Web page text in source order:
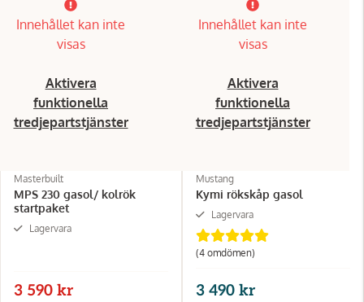
Innehållet kan inte
visas
Aktivera
funktionella
tredjepartstjänster
Masterbuilt
MPS 230 gasol/ kolrök
startpaket
Lagervara
3 590 kr
Innehållet kan inte
visas
Aktivera
funktionella
tredjepartstjänster
Mustang
Kymi rökskåp gasol
Lagervara
(4 omdömen)
3 490 kr